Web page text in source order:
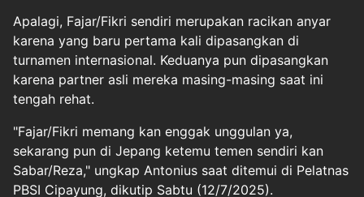
Apalagi, Fajar/Fikri sendiri merupakan racikan anyar
karena yang baru pertama kali dipasangkan di
turnamen internasional. Keduanya pun dipasangkan
karena partner asli mereka masing-masing saat ini
tengah rehat.
"Fajar/Fikri memang kan enggak unggulan ya,
sekarang pun di Jepang ketemu temen sendiri kan
Sabar/Reza," ungkap Antonius saat ditemui di Pelatnas
PBSI Cipayung, dikutip Sabtu (12/7/2025).